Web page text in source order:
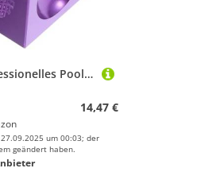
ibasenice Professionelles Pool Queue Tip Shaper Reparaturwerkzeug mit Hochpräziser Nadel Multifunktionales Billiard Queue Pflege Wartungsset für Snooker und Pool Spieler
14,47 €
um 00:03; der
geändert haben.